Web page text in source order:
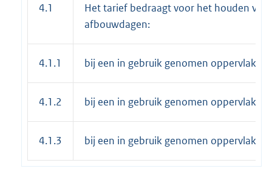
4.1
Het tarief bedraagt voor het houden
afbouwdagen:
4.1.1 bij een in gebruik genomen oppervlakte
4.1.2 bij een in gebruik genomen oppervlakte
4.1.3 bij een in gebruik genomen oppervlakte